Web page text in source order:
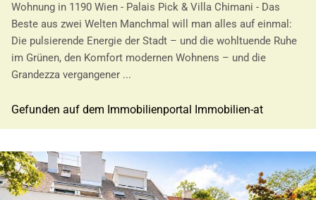
Wohnung in 1190 Wien - Palais Pick & Villa Chimani - Das
Beste aus zwei Welten Manchmal will man alles auf einmal:
Die pulsierende Energie der Stadt – und die wohltuende Ruhe
im Grünen, den Komfort modernen Wohnens – und die
Grandezza vergangener ...
Gefunden auf dem Immobilienportal Immobilien-at